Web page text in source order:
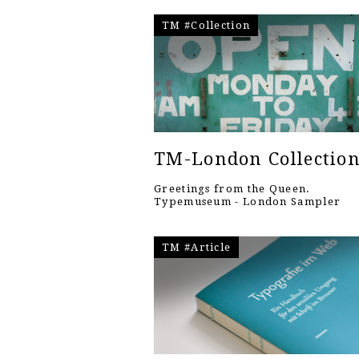
TM #Collection
TM-London
Greetings from the Queen.
Typemuseum - London Sampler
TM #Article